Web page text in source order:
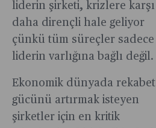
liderin şirketi, krizlere karşı
daha dirençli hale geliyor
çünkü tüm süreçler sadece
liderin varlığına bağlı değil.
Ekonomik dünyada rekabet
gücünü artırmak isteyen
şirketler için en kritik